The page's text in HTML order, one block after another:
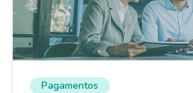
Pagamentos